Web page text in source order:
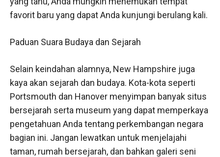
favorit baru yang dapat Anda kunjungi berulang kali.
Paduan Suara Budaya dan Sejarah
Selain keindahan alamnya, New Hampshire juga
kaya akan sejarah dan budaya. Kota-kota seperti
Portsmouth dan Hanover menyimpan banyak situs
bersejarah serta museum yang dapat memperkaya
pengetahuan Anda tentang perkembangan negara
bagian ini. Jangan lewatkan untuk menjelajahi
taman, rumah bersejarah, dan bahkan galeri seni